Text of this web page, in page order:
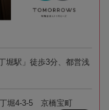
堀駅」徒歩3分、都営浅
堀4-3-5 京橋宝町